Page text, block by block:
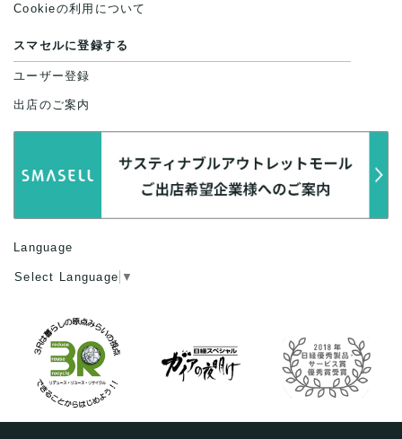
Cookieの利用について
スマセルに登録する
ユーザー登録
出店のご案内
Language
Select Language ▼